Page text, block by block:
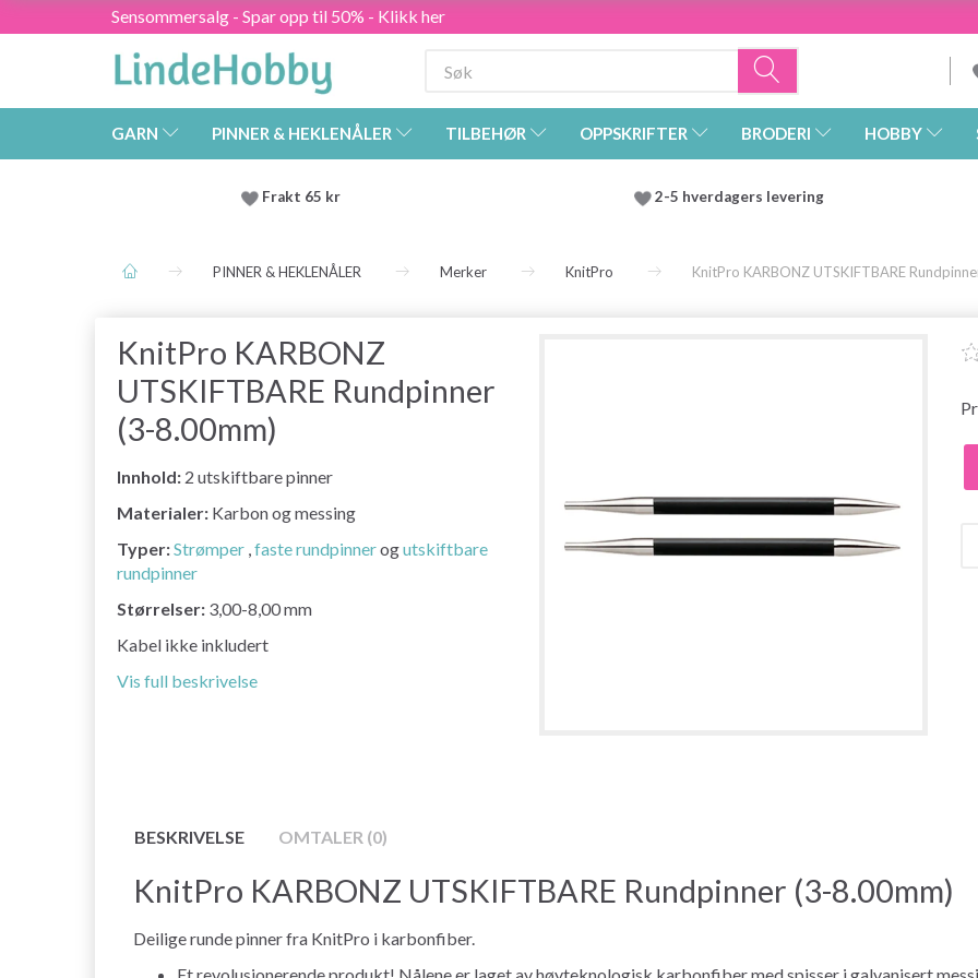
Sensommersalg - Spar opp til 50% - Klikk her
GARN PINNER & HEKLENÅLER TILBEHØR OPPSKRIFTER BRODERI HOBBY
Frakt 65 kr 2-5 hverdagers levering
PINNER & HEKLENÅLER Merker KnitPro KnitPro KARBONZ UTSKIFTBARE
KnitPro KARBONZ
UTSKIFTBARE Rundpinner
(3-8.00mm)
Innhold: 2 utskiftbare pinner
Materialer: Karbon og messing
Typer:Strømper ,faste rundpinnerogutskiftbare
rundpinner
Størrelser: 3,00-8,00 mm
Kabel ikke inkludert
Vis full beskrivelse
BESKRIVELSE OMTALER (0)
KnitPro KARBONZ UTSKIFTBARE Rundpinner (3-8.00mm)
Deilige runde pinner fra KnitPro i karbonfiber.